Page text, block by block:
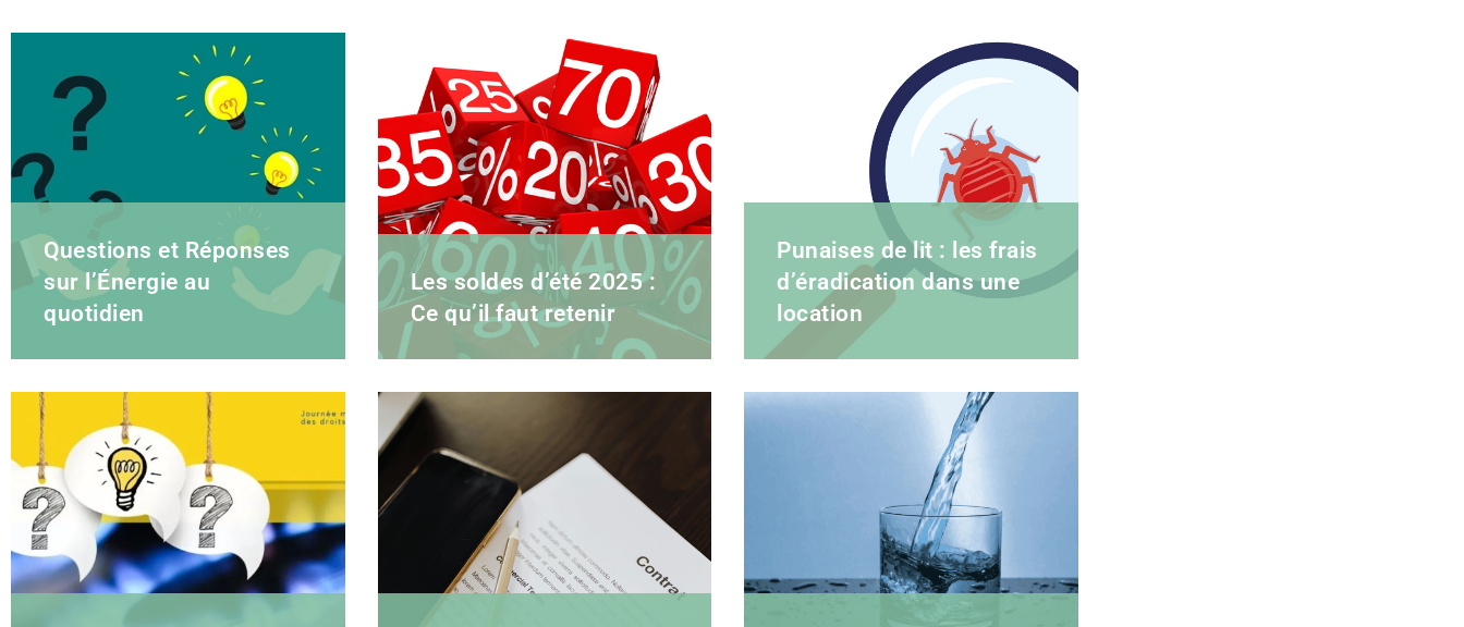
Questions et Réponses
sur l’Énergie au
quotidien
Les soldes d’été 2025 :
Ce qu’il faut retenir
Punaises de lit : les frais
d’éradication dans une
location